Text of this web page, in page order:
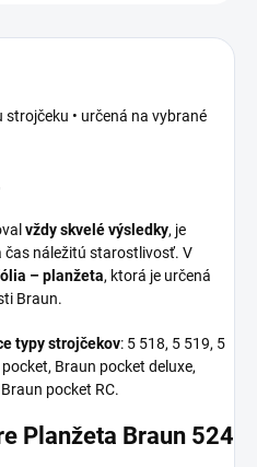
• určená na vybrané
vždy skvelé výsledky, je
čas náležitú starostlivosť. V
–planžeta, ktorá je určená
Braun.
typy strojčekov: 5 518, 5 519, 5
Braun pocket deluxe,
pocket RC.
Planžeta Braun 524